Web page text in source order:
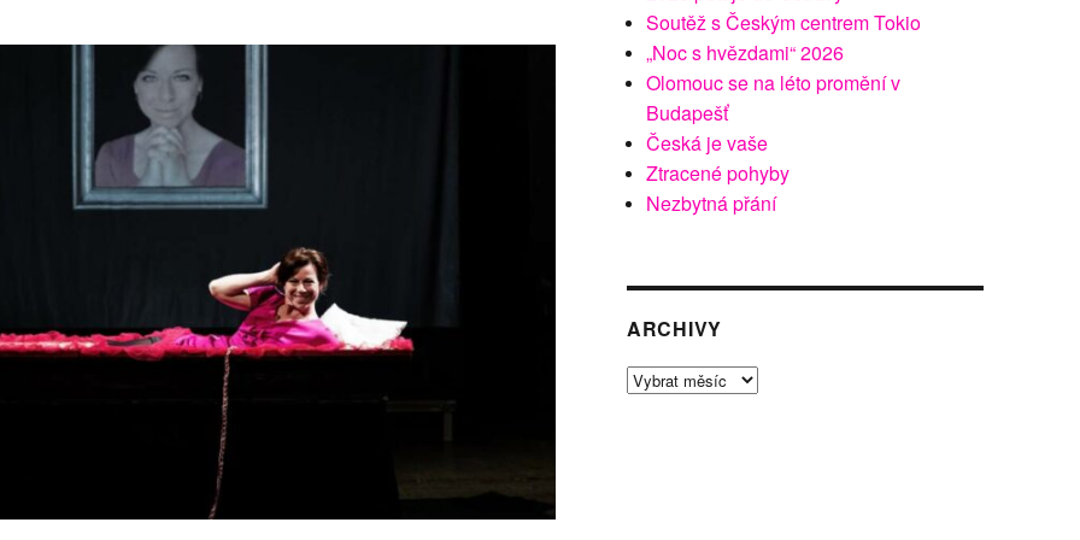
Soutěž s Českým centrem Tokio
„Noc s hvězdami“ 2026
Olomouc se na léto promění v
Budapešť
Česká je vaše
Ztracené pohyby
Nezbytná přání
ARCHIVY
Archivy